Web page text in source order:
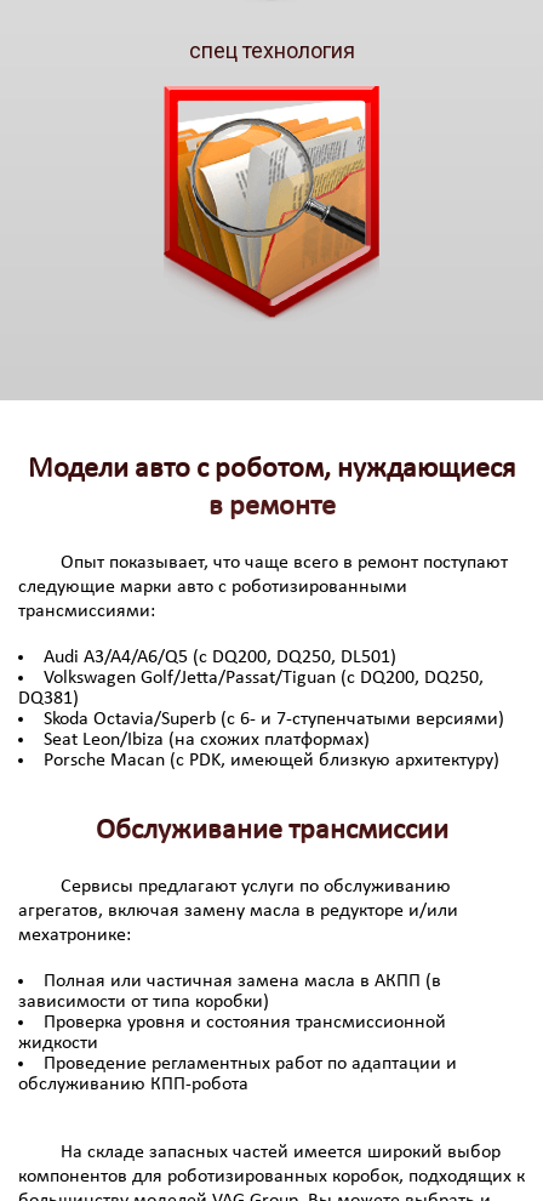
спец технология
Модели авто с роботом, нуждающиеся
в ремонте
Опыт показывает, что чаще всего в ремонт поступают
следующие марки авто с роботизированными
трансмиссиями:
Audi A3/A4/A6/Q5 (с DQ200, DQ250, DL501)
Volkswagen Golf/Jetta/Passat/Tiguan (с DQ200, DQ250,
DQ381)
Skoda Octavia/Superb (с 6- и 7-ступенчатыми версиями)
Seat Leon/Ibiza (на схожих платформах)
Porsche Macan (с PDK, имеющей близкую архитектуру)
Обслуживание трансмиссии
Сервисы предлагают услуги по обслуживанию
агрегатов, включая замену масла в редукторе и/или
мехатронике:
Полная или частичная замена масла в АКПП (в
зависимости от типа коробки)
Проверка уровня и состояния трансмиссионной
жидкости
Проведение регламентных работ по адаптации и
обслуживанию КПП-робота
На складе запасных частей имеется широкий выбор
компонентов для роботизированных коробок, подходящих к